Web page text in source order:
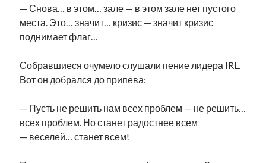
— Снова… в этом… зале — в этом зале нет пустого
места. Это… значит… кризис — значит кризис
поднимает флаг…
Собравшиеся очумело слушали пение лидера IRL.
Вот он добрался до припева:
— Пусть не решить нам всех проблем — не решить…
всех проблем. Но станет радостнее всем
— веселей… станет всем!